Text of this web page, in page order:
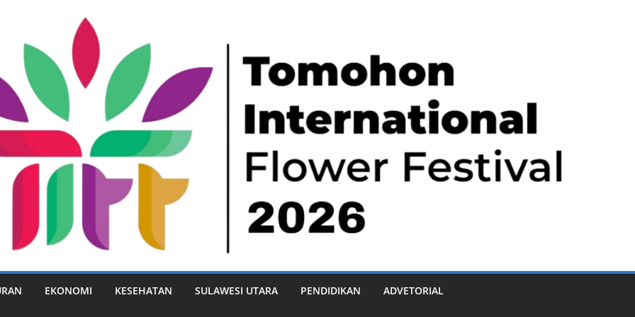
EKONOMI KESEHATAN SULAWESI UTARA PENDIDIKAN ADVETORIAL